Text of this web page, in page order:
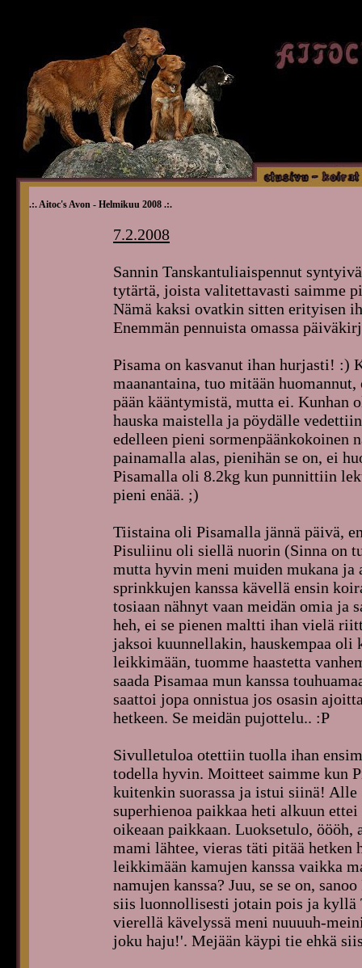
.:. Aitoc's Avon - Helmikuu 2008 .:.
7.2.2008
Sannin Tanskantuliaispennut
tytärtä, joista valitettavasti saimme
Nämä kaksi ovatkin sitten erityisen
Enemmän pennuista omassa
Pisama on kasvanut ihan hurjasti! :)
maanantaina, tuo mitään
pään kääntymistä, mutta ei.
hauska maistella ja pöydälle
edelleen pieni sormenpäänkokoinen
painamalla alas, pienihän se on, ei
Pisamalla oli 8.2kg kun punnittiin
pieni enää. ;)
Tiistaina oli Pisamalla jännä päivä,
Pisuliinu oli siellä nuorin (Sinna on
mutta hyvin meni muiden mukana
sprinkkujen kanssa kävellä ensin
tosiaan nähnyt vaan meidän omia ja
heh, ei se pienen maltti ihan vielä
jaksoi kuunnellakin, hauskempaa oli
leikkimään, tuomme haastetta
saada Pisamaa mun kanssa
saattoi jopa onnistua jos osasin
hetkeen. Se meidän pujottelu.. :P
Sivulletuloa otettiin tuolla ihan
todella hyvin. Moitteet saimme kun
kuitenkin suorassa ja istui siinä! Alle
superhienoa paikkaa heti alkuun
oikeaan paikkaan. Luoksetulo, öööh,
mami lähtee, vieras täti pitää hetken
leikkimään kamujen kanssa vaikka
namujen kanssa? Juu, se se on,
siis luonnollisesti jotain pois ja
vierellä kävelyssä meni nuuuuh-
joku haju!'. Mejään käypi tie ehkä